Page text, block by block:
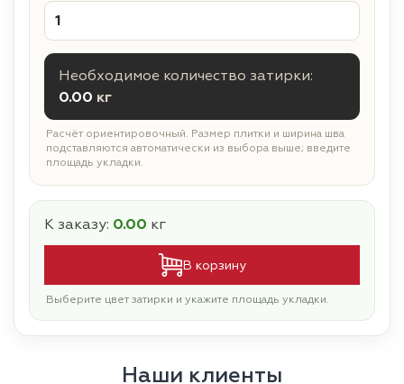
Необходимое количество затирки:
0.00 кг
Расчёт ориентировочный. Размер плитки и ширина шва
подставляются автоматически из выбора выше; введите
площадь укладки.
К заказу: 0.00 кг
В корзину
Выберите цвет затирки и укажите площадь укладки.
Наши клиенты